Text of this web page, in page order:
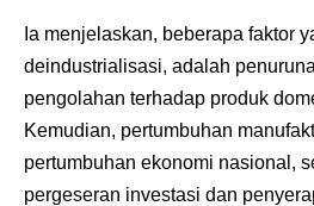
Ia menjelaskan, beberapa faktor
deindustrialisasi, adalah
pengolahan terhadap produk
Kemudian, pertumbuhan
pertumbuhan ekonomi nasional,
pergeseran investasi dan